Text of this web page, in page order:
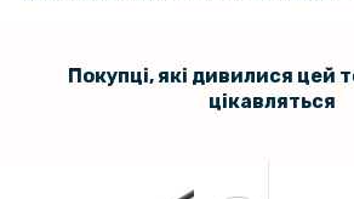
Покупці, які дивилися цей
цікавляться